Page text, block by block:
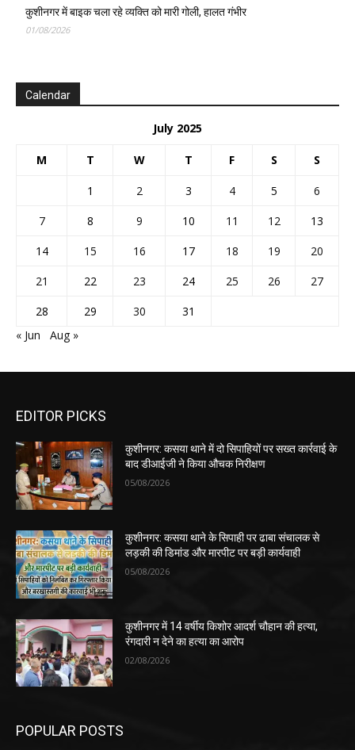
कुशीनगर में बाइक चला रहे व्यक्ति को मारी गोली, हालत गंभीर
01/08/2026
Calendar
July 2025
M T W T F S S
1 2 3 4 5
6
7
8 9 10 11 12
13
14
15 16 17 18 19
20
21
22 23 24 25 26
27
28
29 30
31
« Jun
Aug »
EDITOR PICKS
कुशीनगर: कसया थाने में दो सिपाहियों पर सख्त कार्रवाई के
बाद डीआईजी ने किया औचक निरीक्षण
05/08/2026
कुशीनगर: कसया थाने के सिपाही पर ढाबा संचालक से
लड़की की डिमांड और मारपीट पर बड़ी कार्यवाही
05/08/2026
कुशीनगर में 14 वर्षीय किशोर आदर्श चौहान की हत्या,
रंगदारी न देने का हत्या का आरोप
02/08/2026
POPULAR POSTS